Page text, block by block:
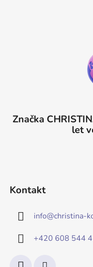
Značka
let
Kontakt
info@christina-
+420 608 544